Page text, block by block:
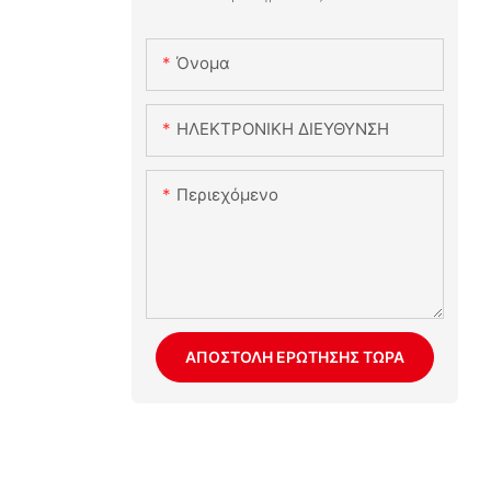
Όνομα
ΗΛΕΚΤΡΟΝΙΚΗ ΔΙΕΥΘΥΝΣΗ
Περιεχόμενο
ΑΠΟΣΤΟΛΉ ΕΡΏΤΗΣΗΣ ΤΏΡΑ